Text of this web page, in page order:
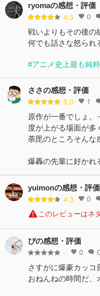
ryomaの感想・評価
4.3 0
戦いよりもその後の
何でも話さな怒られ
#アニメ史上最も純
ささの感想・評価
5.0 1
原作が一番でしょ。
度が上がる場面が多
荼毘のところそんな
爆轟の先輩に好かれ
yuimonの感想・評価
4.3 0
このレビューはネ
ぴの感想・評価
- 0 0
さすがに爆豪カッコ
おねんねの時間だ、